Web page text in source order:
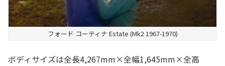
フォード コーティナ Estate (Mk2 1967-1970)
ボディサイズは全長4,267mm×全幅1,645mm×全高